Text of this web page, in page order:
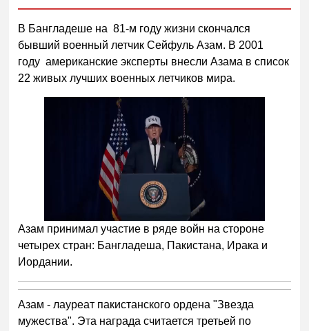
В Бангладеше на 81-м году жизни скончался
бывший военный летчик Сейфуль Азам. В 2001
году американские эксперты внесли Азама в список
22 живых лучших военных летчиков мира.
Азам принимал участие в ряде войн на стороне
четырех стран: Бангладеша, Пакистана, Ирака и
Иордании.
Азам - лауреат пакистанского ордена "Звезда
мужества". Эта награда считается третьей по